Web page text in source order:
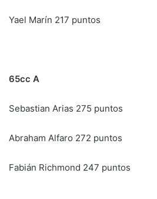
Yael Marín 217 puntos
65cc A
Sebastian Arias 275 puntos
Abraham Alfaro 272 puntos
Fabián Richmond 247 puntos